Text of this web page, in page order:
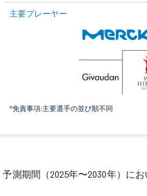
主要プレーヤー
*免責事項:主要選手の並び順不同
測期間（2025年〜2030年）にお